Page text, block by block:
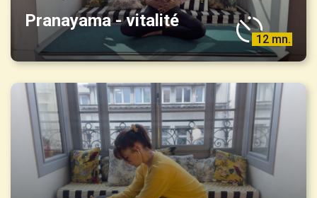
Pranayama - vitalité
12 mn.